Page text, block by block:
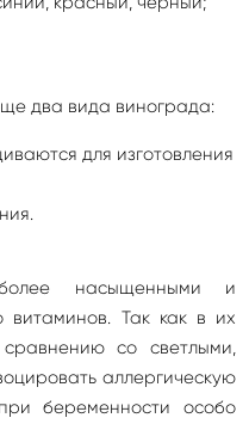
два вида винограда:
для изготовления
насыщенными и
витаминов. Так как в их
со светлыми,
аллергическую
беременности особо